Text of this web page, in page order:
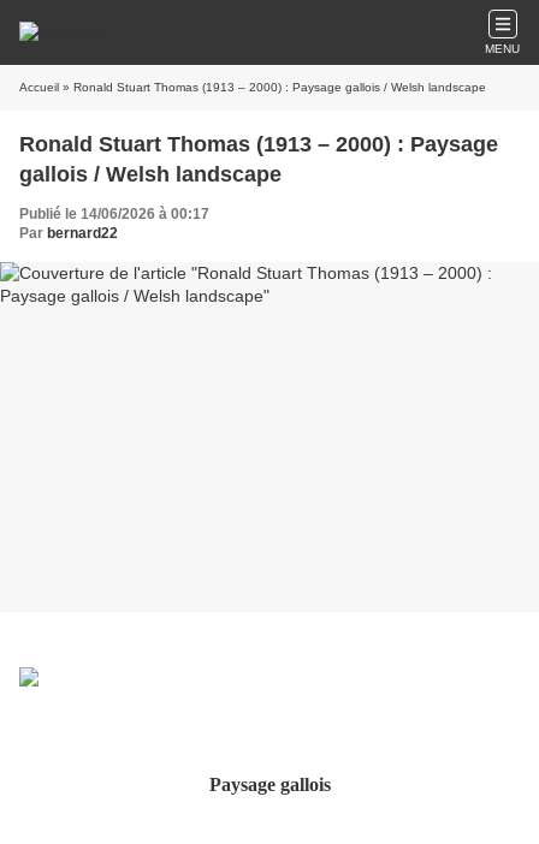
MENU
Accueil » Ronald Stuart Thomas (1913 – 2000) : Paysage gallois / Welsh landscape
Ronald Stuart Thomas (1913 – 2000) : Paysage
gallois / Welsh landscape
Publié le 14/06/2026 à 00:17
Par bernard22
Paysage gallois